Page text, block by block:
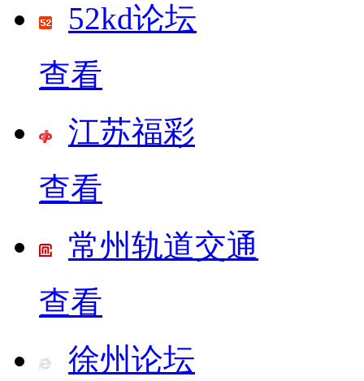
52kd论坛
查看
江苏福彩
查看
常州轨道交通
查看
徐州论坛